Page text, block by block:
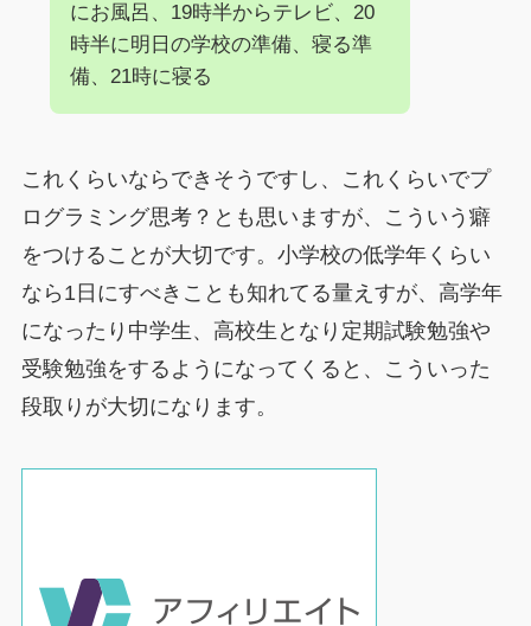
にお風呂、19時半からテレビ、20
時半に明日の学校の準備、寝る準
備、21時に寝る
これくらいならできそうですし、これくらいでプ
ログラミング思考？とも思いますが、こういう癖
をつけることが大切です。小学校の低学年くらい
なら1日にすべきことも知れてる量えすが、高学年
になったり中学生、高校生となり定期試験勉強や
受験勉強をするようになってくると、こういった
段取りが大切になります。